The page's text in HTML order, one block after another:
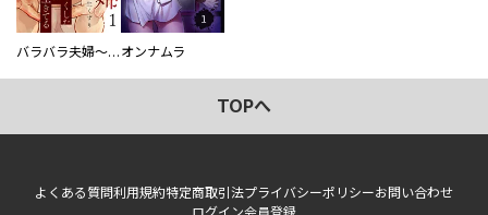
バラバラ夫婦～手足をなくした夫はまだ生きてる オンナムラ
TOPへ
よくある質問利用規約特定商取引法プライバシーポリシーお問い合わせ